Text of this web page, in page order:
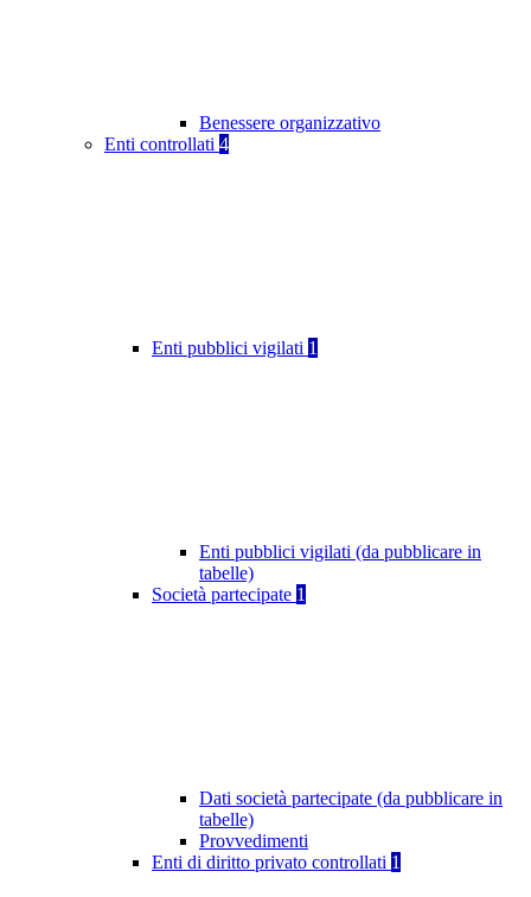
Benessere organizzativo
Enti controllati 4
Enti pubblici vigilati 1
Enti pubblici vigilati (da pubblicare in
tabelle)
Società partecipate 1
Dati società partecipate (da pubblicare in
tabelle)
Provvedimenti
Enti di diritto privato controllati 1